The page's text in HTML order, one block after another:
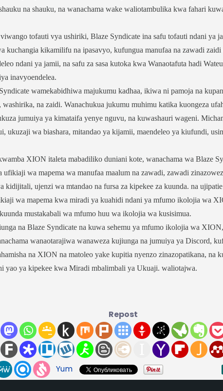
na shauku, na wanachama wake waliotambulika kwa fahari
tofauti vya ushiriki, Blaze Syndicate ina safu tofauti ndani ya
kuchangia kikamilifu na ipasavyo, kufungua manufaa na zawadi
ndani ya jamii, na safu za sasa kutoka kwa Wanaotafuta hadi
inavyoendelea.
wamekabidhiwa majukumu kadhaa, ikiwa ni pamoja na
na zaidi. Wanachukua jukumu muhimu katika kuongeza
jumuiya ya kimataifa yenye nguvu, na kuwashauri wageni.
ukuzaji wa biashara, mitandao ya kijamii, maendeleo ya kiufundi,
XION italeta mabadiliko duniani kote, wanachama wa Blaze
wa mapema wa manufaa maalum na zawadi, zawadi
kidijitali, ujenzi wa mtandao na fursa za kipekee za kuunda. na
wa mapema kwa miradi ya kuahidi ndani ya mfumo ikolojia wa
mustakabali wa mfumo huu wa ikolojia wa kusisimua.
na Blaze Syndicate na kuwa sehemu ya mfumo ikolojia wa
wanaotarajiwa wanaweza kujiunga na jumuiya ya Discord,
na XION na matoleo yake kupitia nyenzo zinazopatikana, na
yao ya kipekee kwa Miradi mbalimbali ya Ukuaji. waliotajwa.
Repost
Yum